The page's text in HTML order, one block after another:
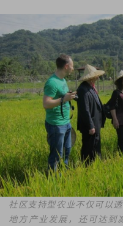
社区支持型农业不仅可以
地方产业发展，还可达到